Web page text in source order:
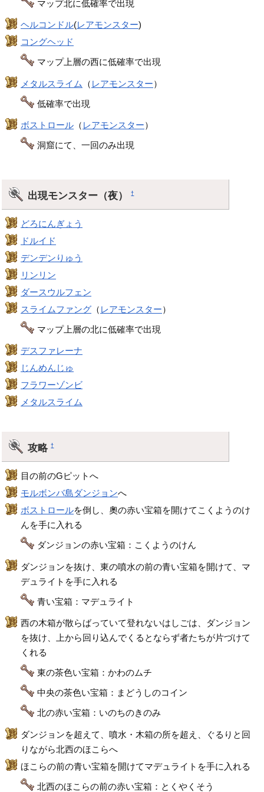
マップ北に低確率で出現
ヘルコンドル(レアモンスター)
コングヘッド
マップ上層の西に低確率で出現
メタルスライム （ レアモンスター）
低確率で出現
ボストロール （ レアモンスター）
洞窟にて、一回のみ出現
出現モンスター（夜）†
どろにんぎょう
ドルイド
デンデンりゅう
リンリン
ダースウルフェン
スライムファング （ レアモンスター）
マップ上層の北に低確率で出現
デスファレーナ
じんめんじゅ
フラワーゾンビ
メタルスライム
攻略†
目の前のGピットへ
モルボンバ島ダンジョンへ
ボストロールを倒し、奧の赤い宝箱を開けてこくようのけ
んを手に入れる
ダンジョンの赤い宝箱：こくようのけん
ダンジョンを抜け、東の噴水の前の青い宝箱を開けて、マ
デュライトを手に入れる
青い宝箱：マデュライト
西の木箱が散らばっていて登れないはしごは、ダンジョン
を抜け、上から回り込んでくるとならず者たちが片づけて
くれる
東の茶色い宝箱：かわのムチ
中央の茶色い宝箱：まどうしのコイン
北の赤い宝箱：いのちのきのみ
ダンジョンを超えて、噴水・木箱の所を超え、ぐるりと回
りながら北西のほこらへ
ほこらの前の青い宝箱を開けてマデュライトを手に入れる
北西のほこらの前の赤い宝箱：とくやくそう